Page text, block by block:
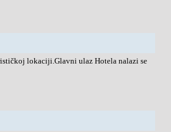
lokaciji.Glavni ulaz Hotela nalazi se